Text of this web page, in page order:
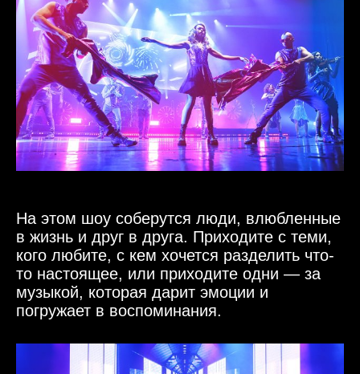
На этом шоу соберутся люди, влюбленные
в жизнь и друг в друга. Приходите с теми,
кого любите, с кем хочется разделить что-
то настоящее, или приходите одни — за
музыкой, которая дарит эмоции и
погружает в воспоминания.